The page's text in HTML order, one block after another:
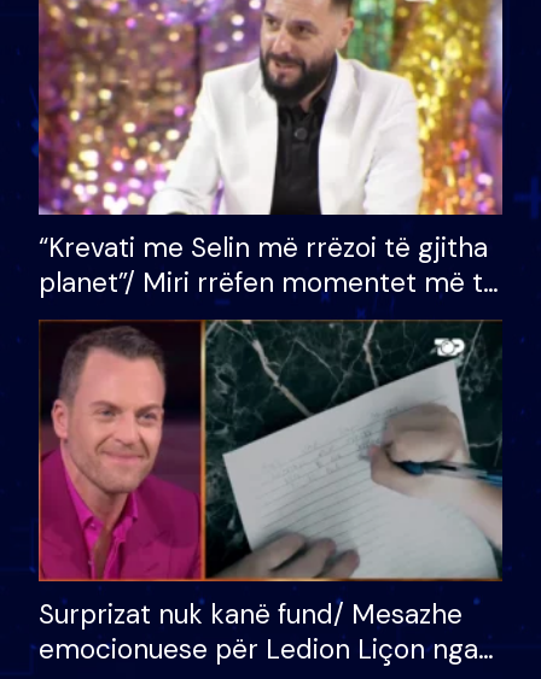
“Krevati me Selin më rrëzoi të gjitha
planet”/ Miri rrëfen momentet më të
bukura në shtëpinë e BB VIP: Do më
mungojë zilja e mëngjesit kur…
Surprizat nuk kanë fund/ Mesazhe
emocionuese për Ledion Liçon nga